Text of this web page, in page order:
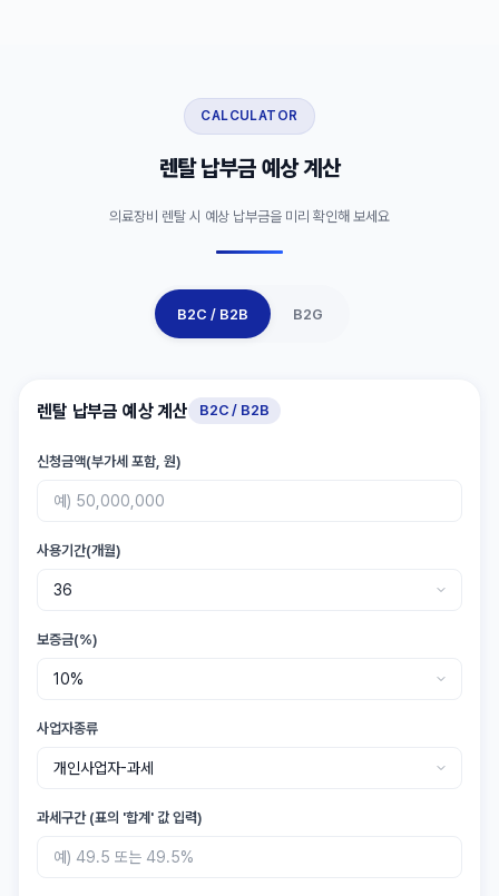
CALCULATOR
렌탈 납부금 예상 계산
의료장비 렌탈 시 예상 납부금을 미리 확인해 보세요
B2C / B2B B2G
렌탈 납부금 예상 계산 B2C / B2B
신청금액(부가세 포함, 원)
사용기간(개월)
보증금(%)
사업자종류
과세구간 (표의 '합계' 값 입력)